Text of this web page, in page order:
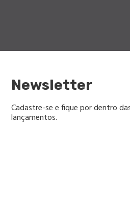
Newsletter
Cadastre-se e fique por dentro
lançamentos.